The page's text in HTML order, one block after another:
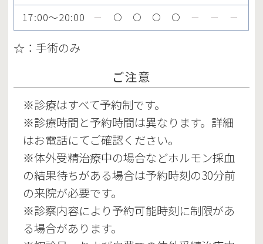
17:00～20:00 ー 〇 〇 〇 〇 ー ー ー
☆：手術のみ
ご注意
※診療はすべて予約制です。
※診療時間と予約時間は異なります。詳細
はお電話にてご確認ください。
※体外受精治療中の場合などホルモン採血
の結果待ちがある場合は予約時刻の30分前
の来院が必要です。
※診察内容により予約可能時刻に制限があ
る場合があります。